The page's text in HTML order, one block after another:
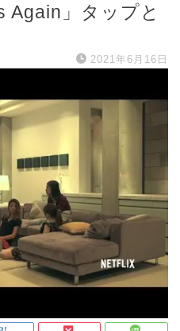
Again」タップと
2021年6月16日